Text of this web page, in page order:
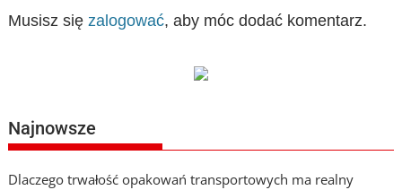
Musisz sięzalogować, aby móc dodać komentarz.
Najnowsze
Dlaczego trwałość opakowań transportowych ma realny